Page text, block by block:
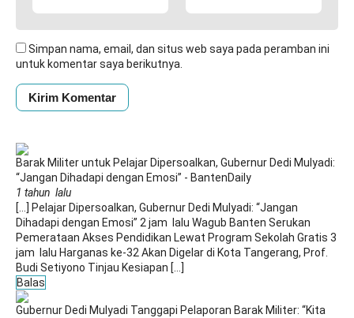
Simpan nama, email, dan situs web saya pada peramban ini
untuk komentar saya berikutnya.
Barak Militer untuk Pelajar Dipersoalkan, Gubernur Dedi Mulyadi:
“Jangan Dihadapi dengan Emosi” - BantenDaily
1 tahun lalu
[…] Pelajar Dipersoalkan, Gubernur Dedi Mulyadi: “Jangan
Dihadapi dengan Emosi” 2 jam lalu Wagub Banten Serukan
Pemerataan Akses Pendidikan Lewat Program Sekolah Gratis 3
jam lalu Harganas ke-32 Akan Digelar di Kota Tangerang, Prof.
Budi Setiyono Tinjau Kesiapan […]
Balas
Gubernur Dedi Mulyadi Tanggapi Pelaporan Barak Militer: “Kita